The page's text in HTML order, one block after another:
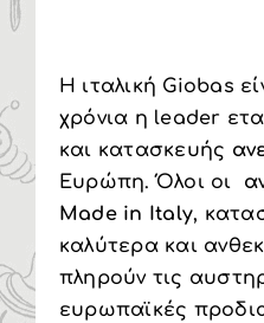
Η ιταλική Giobas
χρόνια η leader
και κατασκευής
Ευρώπη. Όλοι οι
Made in Italy,
καλύτερα και
πληρούν τις
ευρωπαϊκές